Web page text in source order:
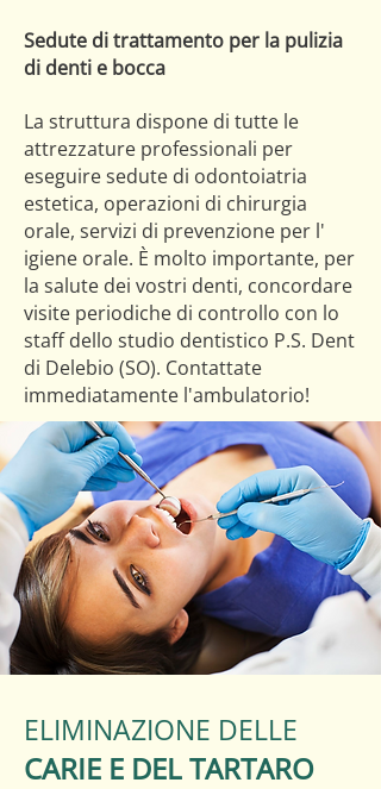
Sedute di trattamento per la pulizia
di denti e bocca
La struttura dispone di tutte le
attrezzature professionali per
eseguire sedute di odontoiatria
estetica, operazioni di chirurgia
orale, servizi di prevenzione per l'
igiene orale. È molto importante, per
la salute dei vostri denti, concordare
visite periodiche di controllo con lo
staff dello studio dentistico P.S. Dent
di Delebio (SO). Contattate
immediatamente l'ambulatorio!
ELIMINAZIONE DELLE
CARIE E DEL TARTARO